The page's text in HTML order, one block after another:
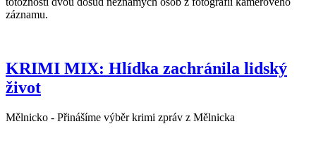
záznamu.
KRIMI MIX: Hlídka zachránila lidský
život
Mělnicko - Přinášíme výběr krimi zpráv z Mělnicka